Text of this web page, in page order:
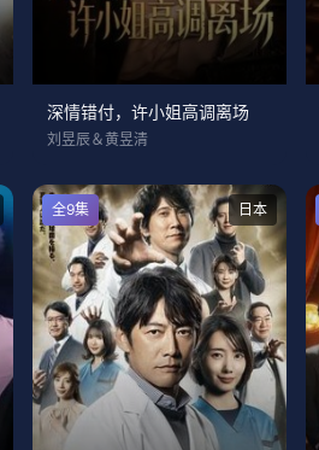
深情错付，许小姐高调离场
刘昱辰＆黄昱清
日本
全9集